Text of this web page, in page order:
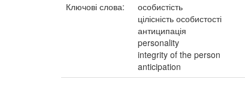
Ключові слова:
особистість
цілісність особистості
антиципація
personality
integrity of the person
anticipation